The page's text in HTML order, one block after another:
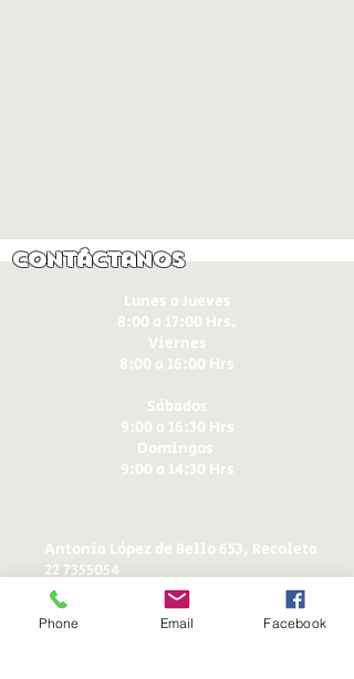
Contáctanos
Lunes a Jueves
8:00 a 17:00 Hrs.
Viernes
8:00 a 16:00 Hrs​
Sábados
9:00 a 16:30 Hrs
Domingos
9:00 a 14:30 Hrs
Antonia López de Bello 653, Recoleta
22 7355054
22 7375725
+56 9 75224598
ducereposteria@gmail.com
Phone Email Facebook